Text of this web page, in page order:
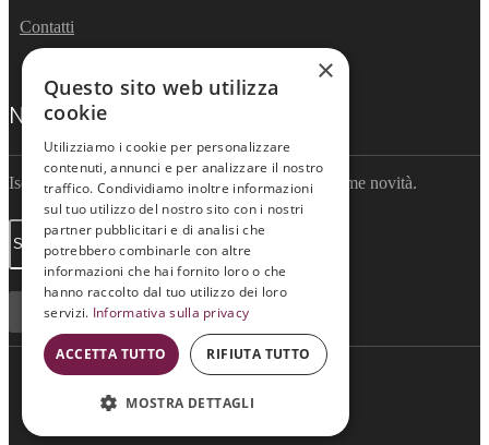
Contatti
NEWSLETTER
Iscriviti per ricevere informazioni sulle nostre ultime novità.
ISCRIVITI
×
Questo sito web utilizza
cookie
Utilizziamo i cookie per personalizzare
contenuti, annunci e per analizzare il nostro
traffico. Condividiamo inoltre informazioni
sul tuo utilizzo del nostro sito con i nostri
partner pubblicitari e di analisi che
potrebbero combinarle con altre
informazioni che hai fornito loro o che
hanno raccolto dal tuo utilizzo dei loro
servizi. Informativa sulla privacy
ACCETTA TUTTO RIFIUTA TUTTO
MOSTRA DETTAGLI